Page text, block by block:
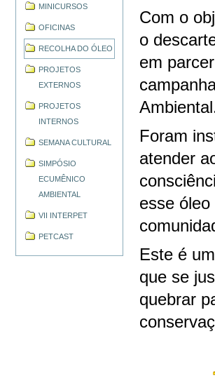
MINICURSOS
OFICINAS
RECOLHA DO ÓLEO
PROJETOS
EXTERNOS
PROJETOS
INTERNOS
SEMANA CULTURAL
SIMPÓSIO
ECUMÊNICO
AMBIENTAL
VII INTERPET
PETCAST
Com o
o
em
Foram
atender
esse
Este é
que se
quebrar